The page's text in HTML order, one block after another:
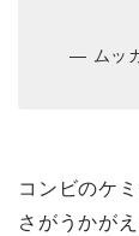
— ムッ
コンビのケ
さがうかが